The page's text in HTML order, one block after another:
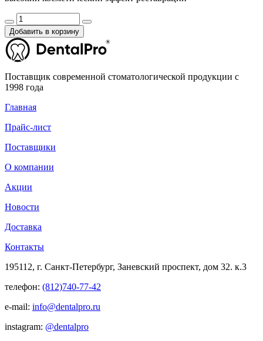
Добавить в корзину
Поставщик современной стоматологической продукции с
1998 года
Главная
Прайс-лист
Поставщики
О компании
Акции
Новости
Доставка
Контакты
195112, г. Санкт-Петербург, Заневский проспект, дом 32. к.3
телефон: (812)740-77-42
e-mail: info@dentalpro.ru
instagram: @dentalpro